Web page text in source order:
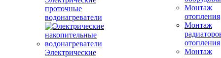
проточные
водонагреватели
Электрические
Монтаж
отопления
Монтаж
отопления
Монтаж